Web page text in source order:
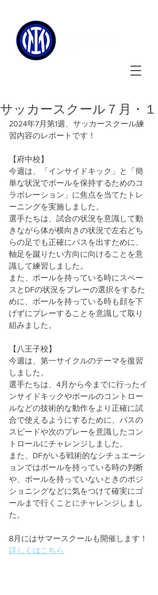
サッカースクール７月・１
2024年7月第1週、サッカースクール練
習内容のレポートです！
【府中校】
今週は、「インサイドキック」と「簡
単な状況でボールを保持するためのコ
ラボレーション」に焦点を当てたトレ
ーニングを実施しました。
選手たちは、試合の状況を意識して動
きながら体が横向きの状況で左右どち
らの足でも正確にパスを出すために、
軸足を蹴りたい方向に向けることを意
識して練習しました。
また、ボールを持っている時にスペー
スとDFの状況をプレーの選択をするた
めに、ボールを持っている時も顔を下
げずにプレーすることを意識して取り
組みました。
【八王子校】
今週は、第一サイクルのテーマを復習
しました。
選手たちは、4月から今までに行ったイ
ンサイドキックやボールのコントロー
ルなどの技術的な動作をより正確に試
合で使えるようにするために、パスの
スピードや次のプレーを意識したコン
トロールにチャレンジしました。
また、DFがいる戦術的なシチュエーシ
ョンではボールを持っている時の判断
や、ボールを持っていないときのポジ
ショニングなどに気をつけて確実にゴ
ールまで行くことにチャレンジしまし
た。
8月にはサマースクールも開催します！
詳しくはこちら